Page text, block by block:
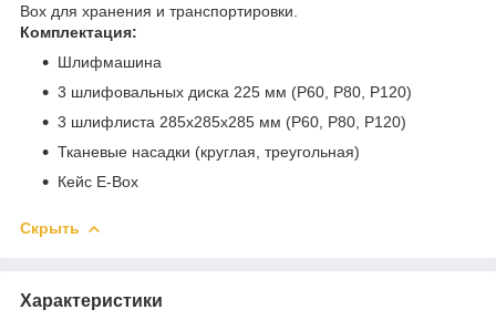
Box для хранения и транспортировки.
Комплектация:
Шлифмашина
3 шлифовальных диска 225 мм (P60, P80, P120)
3 шлифлиста 285x285x285 мм (P60, P80, P120)
Тканевые насадки (круглая, треугольная)
Кейс E-Box
Скрыть
Характеристики